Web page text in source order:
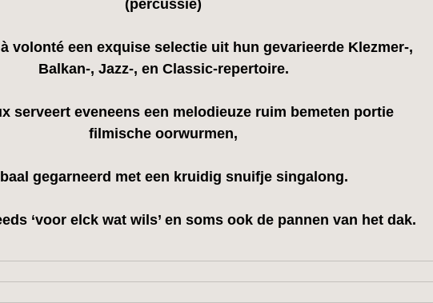
(percussie)
volonté een exquise selectie uit hun gevarieerde Klezmer-,
Balkan-, Jazz-, en Classic-repertoire.
serveert eveneens een melodieuze ruim bemeten portie
filmische oorwurmen,
gegarneerd met een kruidig snuifje singalong.
‘voor elck wat wils’ en soms ook de pannen van het dak.